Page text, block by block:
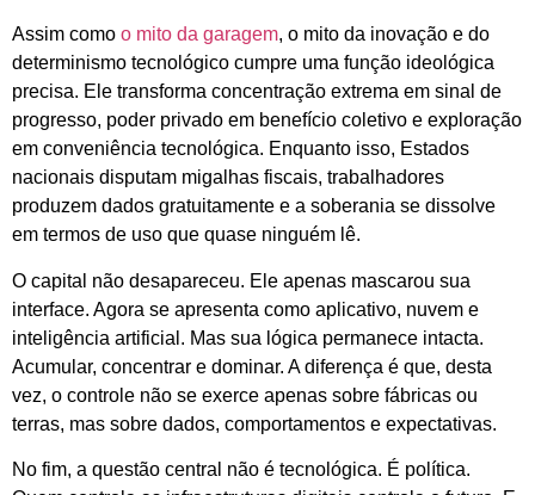
Assim como o mito da garagem, o mito da inovação e do
determinismo tecnológico cumpre uma função ideológica
precisa. Ele transforma concentração extrema em sinal de
progresso, poder privado em benefício coletivo e exploração
em conveniência tecnológica. Enquanto isso, Estados
nacionais disputam migalhas fiscais, trabalhadores
produzem dados gratuitamente e a soberania se dissolve
em termos de uso que quase ninguém lê.
O capital não desapareceu. Ele apenas mascarou sua
interface. Agora se apresenta como aplicativo, nuvem e
inteligência artificial. Mas sua lógica permanece intacta.
Acumular, concentrar e dominar. A diferença é que, desta
vez, o controle não se exerce apenas sobre fábricas ou
terras, mas sobre dados, comportamentos e expectativas.
No fim, a questão central não é tecnológica. É política.